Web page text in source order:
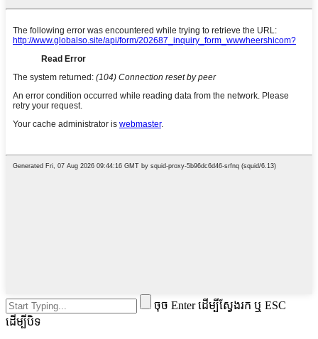
ចុច Enter ដើម្បីស្វែងរក ឬ ESC
ដើម្បីបិទ